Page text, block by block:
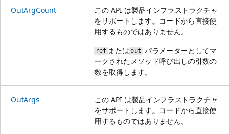
OutArgCount
この API は製品インフラストラクチャ
をサポートします。コードから直接使
用するものではありません。
refまたは out パラメーターとしてマ
ークされたメソッド呼び出しの引数の
数を取得します。
OutArgs
この API は製品インフラストラクチャ
をサポートします。コードから直接使
用するものではありません。